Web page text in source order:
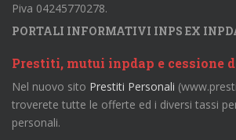
Piva 04245770278.
PORTALI INFORMATIVI INPS EX
Prestiti, mutui inpdap e cessione
Nel nuovo sito Prestiti Personali
troverete tutte le offerte ed i diversi tassi
personali.